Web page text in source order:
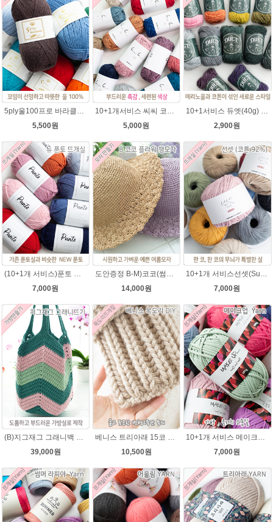
5,500원
5,000원
2,900원
(10+1개 서비스)푼토 어게인 목도리뜨개실 바라클라바 뜨개질 털실/푼토실 아기실 부드러운실
7,000원
도안증정 B-M)코코(썸머라피아)바캉스 코바늘 모자뜨기 뜨개질
14,000원
10+1개 서비스선셋(Sunset) 코튼실 Cotton 92% 가방 소품 뜨개실 코바늘실 사계절 모자뜨개실
7,000원
(B)지그재그 그래니백 배색 코바늘뜨기 메이크업 가방 뜨개실 뜨개질 DIY
39,000원
베니스 트리아래 15코 변형고무뜨기 목도리뜨개질 김씨목도리
10,500원
10+1개 서비스 메이크업 100g / 가방실 클러치 파우치 가방뜨기 소품실
7,000원